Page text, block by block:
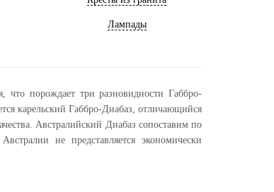
Лампады
порождает три разновидности Габбро-
карельский Габбро-Диабаз, отличающийся
Австралийский Диабаз сопоставим по
не представляется экономически